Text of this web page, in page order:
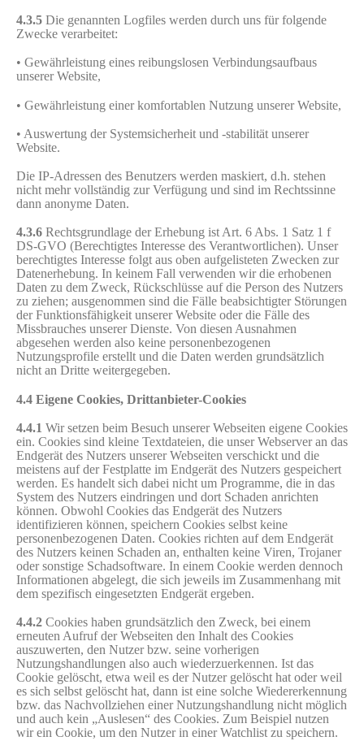
4.3.5 Die genannten Logfiles werden durch uns für folgende
Zwecke verarbeitet:
• Gewährleistung eines reibungslosen Verbindungsaufbaus
unserer Website,
• Gewährleistung einer komfortablen Nutzung unserer Website,
• Auswertung der Systemsicherheit und -stabilität unserer
Website.
Die IP-Adressen des Benutzers werden maskiert, d.h. stehen
nicht mehr vollständig zur Verfügung und sind im Rechtssinne
dann anonyme Daten.
4.3.6 Rechtsgrundlage der Erhebung ist Art. 6 Abs. 1 Satz 1 f
DS-GVO (Berechtigtes Interesse des Verantwortlichen). Unser
berechtigtes Interesse folgt aus oben aufgelisteten Zwecken zur
Datenerhebung. In keinem Fall verwenden wir die erhobenen
Daten zu dem Zweck, Rückschlüsse auf die Person des Nutzers
zu ziehen; ausgenommen sind die Fälle beabsichtigter Störungen
der Funktionsfähigkeit unserer Website oder die Fälle des
Missbrauches unserer Dienste. Von diesen Ausnahmen
abgesehen werden also keine personenbezogenen
Nutzungsprofile erstellt und die Daten werden grundsätzlich
nicht an Dritte weitergegeben.
4.4 Eigene Cookies, Drittanbieter-Cookies
4.4.1 Wir setzen beim Besuch unserer Webseiten eigene Cookies
ein. Cookies sind kleine Textdateien, die unser Webserver an das
Endgerät des Nutzers unserer Webseiten verschickt und die
meistens auf der Festplatte im Endgerät des Nutzers gespeichert
werden. Es handelt sich dabei nicht um Programme, die in das
System des Nutzers eindringen und dort Schaden anrichten
können. Obwohl Cookies das Endgerät des Nutzers
identifizieren können, speichern Cookies selbst keine
personenbezogenen Daten. Cookies richten auf dem Endgerät
des Nutzers keinen Schaden an, enthalten keine Viren, Trojaner
oder sonstige Schadsoftware. In einem Cookie werden dennoch
Informationen abgelegt, die sich jeweils im Zusammenhang mit
dem spezifisch eingesetzten Endgerät ergeben.
4.4.2 Cookies haben grundsätzlich den Zweck, bei einem
erneuten Aufruf der Webseiten den Inhalt des Cookies
auszuwerten, den Nutzer bzw. seine vorherigen
Nutzungshandlungen also auch wiederzuerkennen. Ist das
Cookie gelöscht, etwa weil es der Nutzer gelöscht hat oder weil
es sich selbst gelöscht hat, dann ist eine solche Wiedererkennung
bzw. das Nachvollziehen einer Nutzungshandlung nicht möglich
und auch kein „Auslesen“ des Cookies. Zum Beispiel nutzen
wir ein Cookie, um den Nutzer in einer Watchlist zu speichern.